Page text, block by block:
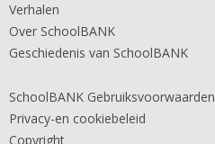
Verhalen
Over SchoolBANK
Geschiedenis van SchoolBANK
SchoolBANK Gebruiksvoorwaarden
Privacy-en cookiebeleid
Copyright